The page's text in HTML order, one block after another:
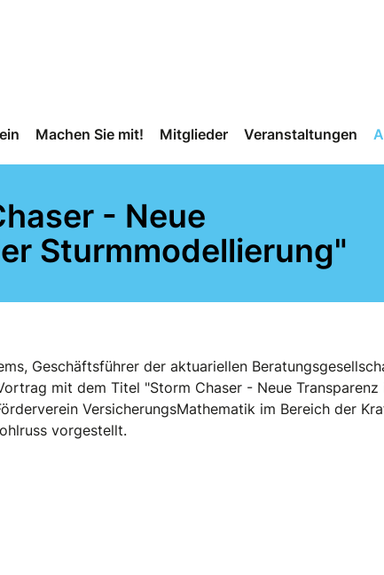
Machen Sie mit! Mitglieder Veranstaltungen
- Neue
Sturmmodellierung"
Geschäftsführer der aktuariellen
mit dem Titel "Storm Chaser - Neue
VersicherungsMathematik im Bereich der
vorgestellt.
2020